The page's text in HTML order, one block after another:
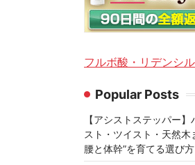
フルボ酸・リデンシ
Popular Posts
【アシストステッパー
スト・ツイスト・天然木
腰と体幹”を育てる選び